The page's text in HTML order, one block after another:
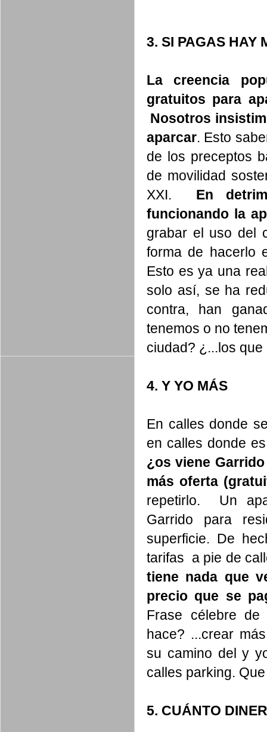
3. SI PAGAS HAY
La creencia
gratuitos para
Nosotros
aparcar. Esto
de los preceptos
de movilidad
XXI. En
funcionando la
grabar el uso del
forma de hacerlo
Esto es ya una
solo así, se ha
contra, han
tenemos o no
ciudad? ¿...los
4. Y YO MÁS
En calles donde
en calles donde
¿os viene
más oferta
repetirlo. Un
Garrido para
superficie. De
tarifas a pie de
tiene nada que
precio que se
Frase célebre de
hace? ...crear
su camino del y
calles parking.
5. CUÁNTO